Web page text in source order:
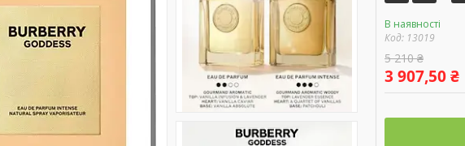
В наявності
Код: 13019
5 210 ₴
3 907,50 ₴